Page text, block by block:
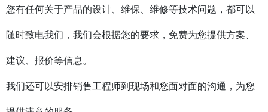
您有任何关于产品的设计、维保、维修等技术问题，都可以
随时致电我们，我们会根据您的要求，免费为您提供方案、
建议、报价等信息。
我们还可以安排销售工程师到现场和您面对面的沟通，为您